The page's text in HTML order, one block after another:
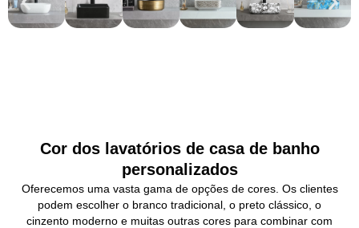
Cor dos lavatórios de casa de banho
personalizados
Oferecemos uma vasta gama de opções de cores. Os clientes
podem escolher o branco tradicional, o preto clássico, o
cinzento moderno e muitas outras cores para combinar com